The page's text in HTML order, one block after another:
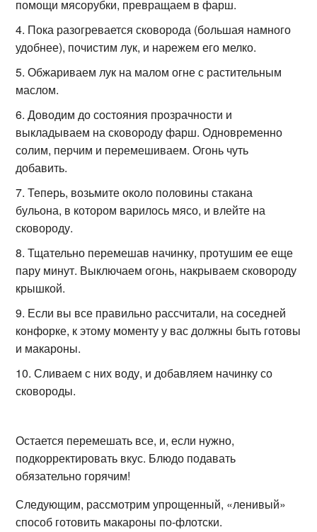
помощи мясорубки, превращаем в фарш.
Пока разогревается сковорода (большая намного
удобнее), почистим лук, и нарежем его мелко.
Обжариваем лук на малом огне с растительным
маслом.
Доводим до состояния прозрачности и
выкладываем на сковороду фарш. Одновременно
солим, перчим и перемешиваем. Огонь чуть
добавить.
Теперь, возьмите около половины стакана
бульона, в котором варилось мясо, и влейте на
сковороду.
Тщательно перемешав начинку, протушим ее еще
пару минут. Выключаем огонь, накрываем сковороду
крышкой.
Если вы все правильно рассчитали, на соседней
конфорке, к этому моменту у вас должны быть готовы
и макароны.
Сливаем с них воду, и добавляем начинку со
сковороды.
Остается перемешать все, и, если нужно,
подкорректировать вкус. Блюдо подавать
обязательно горячим!
Следующим, рассмотрим упрощенный, «ленивый»
способ готовить макароны по-флотски.